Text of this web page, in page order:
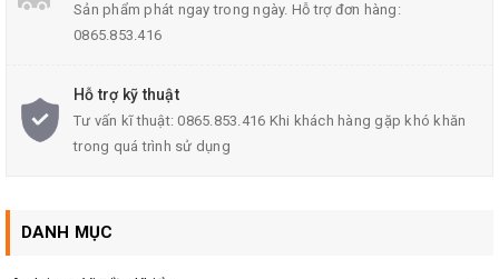
KIT 8051 V1 Socket
Bộ Sản Phẩm Bao Gồm:
01 KIT 8051 V1 Socket
Sản phẩm phát ngay trong ngày. Hỗ trợ đơn hàng:
0865.853.416
Hỗ trợ kỹ thuật
Tư vấn kĩ thuật: 0865.853.416 Khi khách hàng gặp khó khăn
trong quá trình sử dụng
DANH MỤC